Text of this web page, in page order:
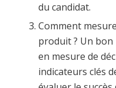
du candidat.
Comment
produit ? Un
en mesure de
indicateurs clés